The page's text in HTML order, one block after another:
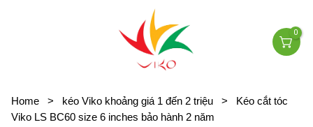
0
Home > kéo Viko khoảng giá 1 đến 2 triệu >
Kéo cắt tóc
Viko LS BC60 size 6 inches bảo hành 2 năm